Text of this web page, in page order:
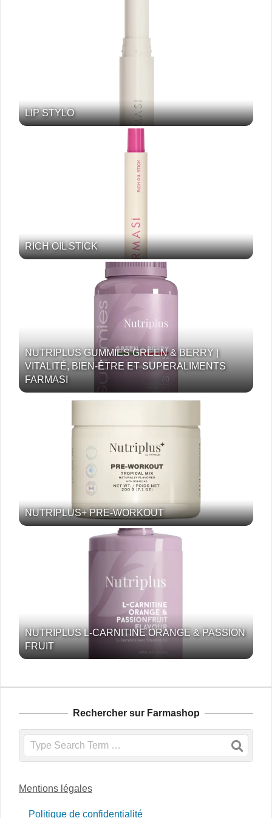
LIP STYLO
RICH OIL STICK
NUTRIPLUS GUMMIES GREEN & BERRY |
VITALITÉ, BIEN-ÊTRE ET SUPERALIMENTS
FARMASI
NUTRIPLUS+ PRE-WORKOUT
NUTRIPLUS L-CARNITINE ORANGE & PASSION
FRUIT
Rechercher sur Farmashop
Search
Mentions légales
Politique de confidentialité